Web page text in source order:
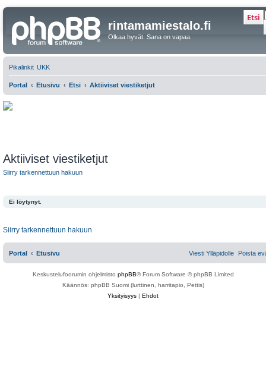
rintamamiestalo.fi
Olkaa hyvät. Sana on vapaa.
Etsi
Pikalinkit UKK
Portal Etusivu Etsi Aktiiviset viestiketjut
Aktiiviset viestiketjut
Siirry tarkennettuun hakuun
Ei löytynyt.
Siirry tarkennettuun hakuun
Portal Etusivu Poista
Viesti Ylläpidolle
Keskustelufoorumin ohjelmisto phpBB® Forum Software © phpBB Limited
Käännös: phpBB Suomi (lurttinen, harritapio, Pettis)
Yksityisyys | Ehdot